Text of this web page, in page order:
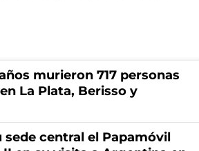
murieron 717 personas
La Plata, Berisso y
sede central el Papamóvil